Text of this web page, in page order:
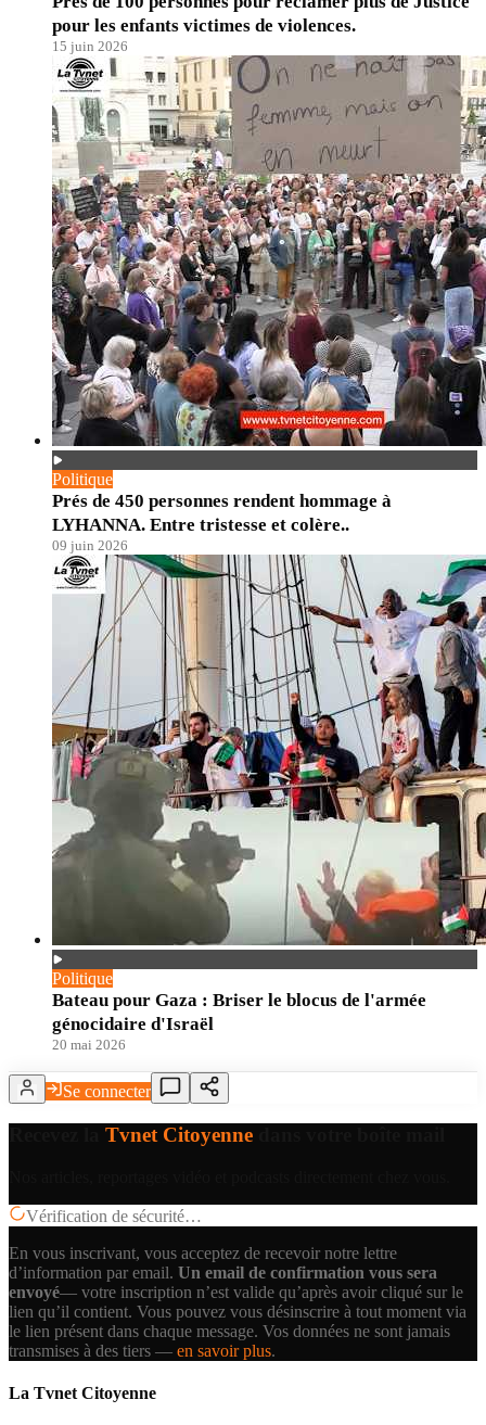
pour les enfants victimes de violences.
15 juin 2026
Politique
Prés de 450 personnes rendent hommage à
LYHANNA. Entre tristesse et colère..
09 juin 2026
Politique
Bateau pour Gaza : Briser le blocus de l'armée
génocidaire d'Israël
20 mai 2026
Se connecter
Tvnet Citoyenne
Vérification de sécurité…
En vous inscrivant, vous acceptez de recevoir notre lettre
d’information par email. Un email de confirmation vous sera
envoyé— votre inscription n’est valide qu’après avoir cliqué sur le
lien qu’il contient. Vous pouvez vous désinscrire à tout moment via
le lien présent dans chaque message. Vos données ne sont jamais
transmises à des tiers — en savoir plus.
La Tvnet Citoyenne